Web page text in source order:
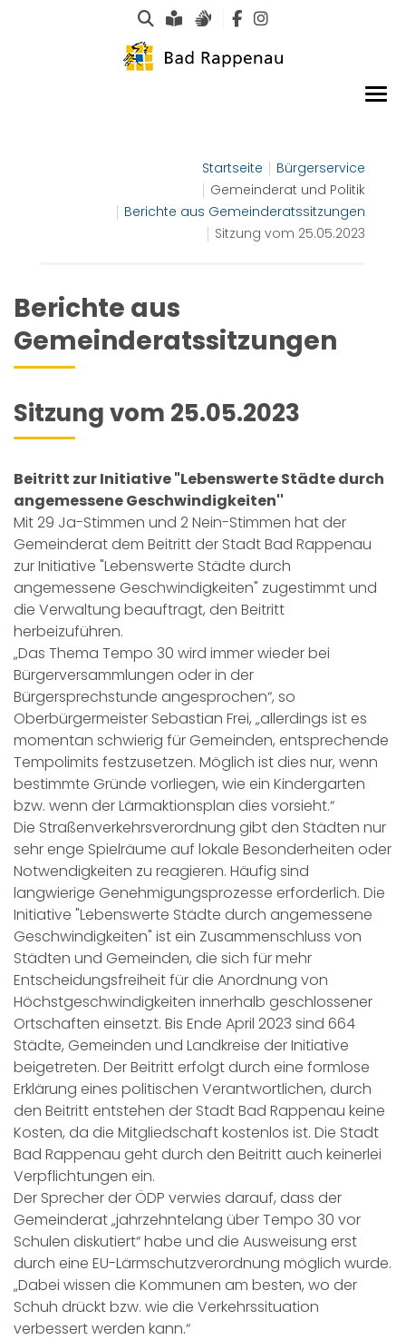
Suche
Leichte Sprache
Gebärdensprachen
Startseite
Bürgerservice
Gemeinderat und Politik
Berichte aus Gemeinderatssitzungen
Sitzung vom 25.05.2023
Berichte aus
Gemeinderatssitzungen
Sitzung vom 25.05.2023
Beitritt zur Initiative "Lebenswerte Städte durch
angemessene Geschwindigkeiten''
Mit 29 Ja-Stimmen und 2 Nein-Stimmen hat der
Gemeinderat dem Beitritt der Stadt Bad Rappenau
zur Initiative "Lebenswerte Städte durch
angemessene Geschwindigkeiten" zugestimmt und
die Verwaltung beauftragt, den Beitritt
herbeizuführen.
„Das Thema Tempo 30 wird immer wieder bei
Bürgerversammlungen oder in der
Bürgersprechstunde angesprochen“, so
Oberbürgermeister Sebastian Frei, „allerdings ist es
momentan schwierig für Gemeinden, entsprechende
Tempolimits festzusetzen. Möglich ist dies nur, wenn
bestimmte Gründe vorliegen, wie ein Kindergarten
bzw. wenn der Lärmaktionsplan dies vorsieht.“
Die Straßenverkehrsverordnung gibt den Städten nur
sehr enge Spielräume auf lokale Besonderheiten oder
Notwendigkeiten zu reagieren. Häufig sind
langwierige Genehmigungsprozesse erforderlich. Die
Initiative "Lebenswerte Städte durch angemessene
Geschwindigkeiten" ist ein Zusammenschluss von
Städten und Gemeinden, die sich für mehr
Entscheidungsfreiheit für die Anordnung von
Höchstgeschwindigkeiten innerhalb geschlossener
Ortschaften einsetzt. Bis Ende April 2023 sind 664
Städte, Gemeinden und Landkreise der Initiative
beigetreten. Der Beitritt erfolgt durch eine formlose
Erklärung eines politischen Verantwortlichen, durch
den Beitritt entstehen der Stadt Bad Rappenau keine
Kosten, da die Mitgliedschaft kostenlos ist. Die Stadt
Bad Rappenau geht durch den Beitritt auch keinerlei
Verpflichtungen ein.
Der Sprecher der ÖDP verwies darauf, dass der
Gemeinderat „jahrzehntelang über Tempo 30 vor
Schulen diskutiert“ habe und die Ausweisung erst
durch eine EU-Lärmschutzverordnung möglich wurde.
„Dabei wissen die Kommunen am besten, wo der
Schuh drückt bzw. wie die Verkehrssituation
verbessert werden kann.“